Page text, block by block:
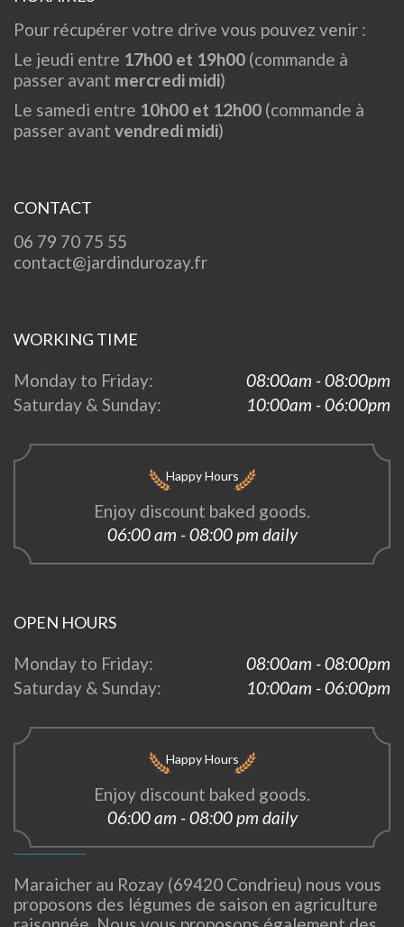
Pour récupérer votre drive vous pouvez venir :
Le jeudi entre 17h00 et 19h00 (commande à
passer avant mercredi midi)
Le samedi entre 10h00 et 12h00 (commande à
passer avant vendredi midi)
CONTACT
06 79 70 75 55
contact@jardindurozay.fr
WORKING TIME
Monday to Friday:
08:00am - 08:00pm
Saturday & Sunday:
10:00am - 06:00pm
Happy Hours
Enjoy discount baked goods.
06:00 am - 08:00 pm daily
OPEN HOURS
Monday to Friday:
08:00am - 08:00pm
Saturday & Sunday:
10:00am - 06:00pm
Happy Hours
Enjoy discount baked goods.
06:00 am - 08:00 pm daily
Maraicher au Rozay (69420 Condrieu) nous vous
proposons des légumes de saison en agriculture